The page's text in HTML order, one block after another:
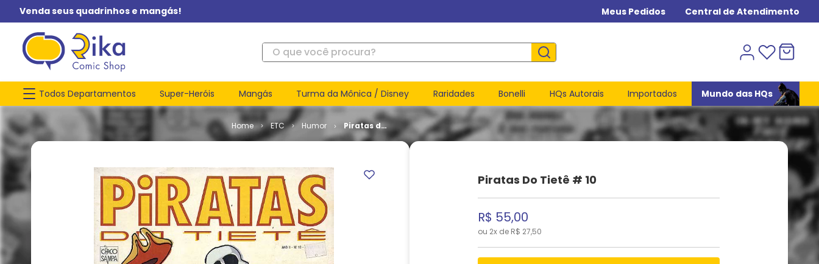
Venda seus quadrinhos e mangás! Meus Pedidos Central de Atendimento
O que você procura?
Todos Departamentos Super-Heróis Mangás Turma da Mônica / Disney Raridades Bonelli HQs Autorais Importados Mundo das HQs
ETC Humor
Piratas do
Tietê # 10
Piratas Do Tietê # 10
R$ 55,00
ou 2x de R$ 27,50